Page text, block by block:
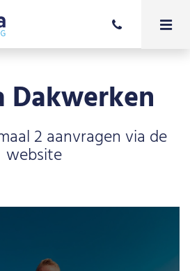
Dakwerken
2 aanvragen via de
website